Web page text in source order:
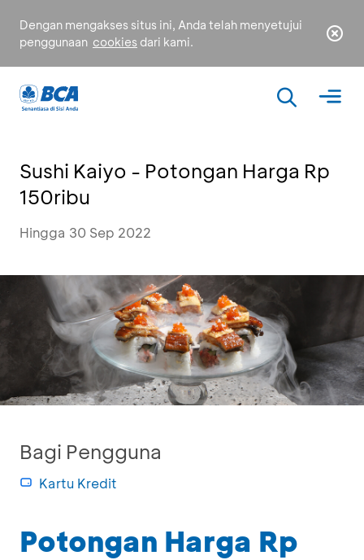
Dengan mengakses situs ini, Anda telah menyetujui
penggunaan cookies dari kami.
Sushi Kaiyo - Potongan Harga Rp
150ribu
Hingga 30 Sep 2022
Bagi Pengguna
Kartu Kredit
Potongan Harga Rp